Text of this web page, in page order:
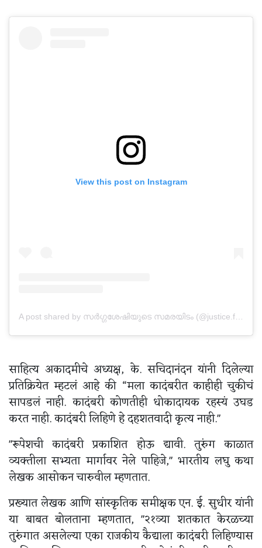
View this post on Instagram
A post shared by സർഗ്ഗശേഷിയുടെ സമരയിടം (@justice.for.prisoners_kl)
साहित्य अकादमीचे अध्यक्ष, के. सचिदानंदन यांनी दिलेल्या
प्रतिक्रियेत म्हटलं आहे की “मला कादंबरीत काहीही चुकीचं
सापडलं नाही. कादंबरी कोणतीही धोकादायक रहस्यं उघड
करत नाही. कादंबरी लिहिणे हे दहशतवादी कृत्य नाही."
"रूपेशची कादंबरी प्रकाशित होऊ द्यावी. तुरुंग काळात
व्यक्तीला सभ्यता मार्गावर नेले पाहिजे," भारतीय लघु कथा
लेखक आसोकन चारुवील म्हणतात.
प्रख्यात लेखक आणि सांस्कृतिक समीक्षक एन. ई. सुधीर यांनी
या बाबत बोलताना म्हणतात, "२१व्या शतकात केरळच्या
तुरुंगात असलेल्या एका राजकीय कैद्याला कादंबरी लिहिण्यास